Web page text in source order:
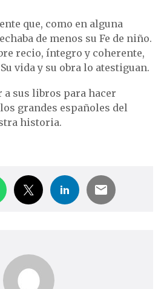
que, como en alguna
de menos su Fe de niño.
recio, íntegro y coherente,
vida y su obra lo atestiguan.
a sus libros para hacer
grandes españoles del
historia.